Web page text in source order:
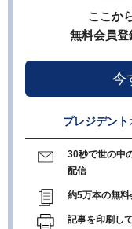
ここか
無料会員登
今
プレジデン
30秒で世の中
配信
約5万本の無
記事を印刷し